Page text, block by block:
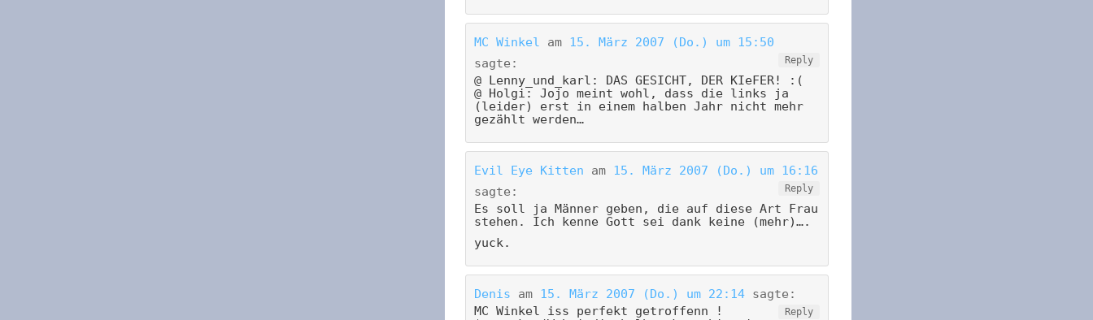
MC Winkel am 15. März 2007 (Do.) um 15:50
sagte:
Reply
@ Lenny_und_karl: DAS GESICHT, DER KIeFER! :(
@ Holgi: Jojo meint wohl, dass die links ja
(leider) erst in einem halben Jahr nicht mehr
gezählt werden…
Evil Eye Kitten am 15. März 2007 (Do.) um 16:16
sagte:
Reply
Es soll ja Männer geben, die auf diese Art Frau
stehen. Ich kenne Gott sei dank keine (mehr)….
yuck.
Denis am 15. März 2007 (Do.) um 22:14 sagte:
Reply
MC Winkel iss perfekt getroffenn !